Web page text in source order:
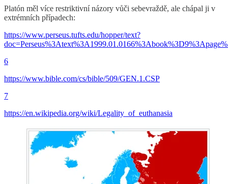
Platón měl více restriktivní názory vůči sebevraždě, ale chápal ji v
extrémních případech:
https://www.perseus.tufts.edu/hopper/text?
6
https://www.bible.com/cs/bible/509/GEN.1.CSP
7
https://en.wikipedia.org/wiki/Legality_of_euthanasia